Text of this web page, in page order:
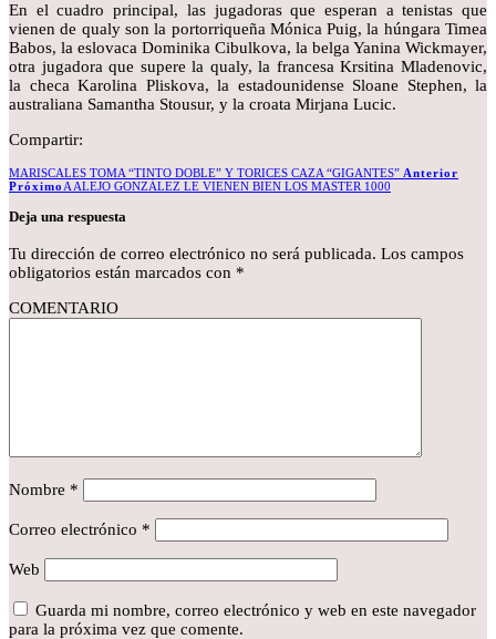
En el cuadro principal, las jugadoras que esperan a tenistas que
vienen de qualy son la portorriqueña Mónica Puig, la húngara Timea
Babos, la eslovaca Dominika Cibulkova, la belga Yanina Wickmayer,
otra jugadora que supere la qualy, la francesa Krsitina Mladenovic,
la checa Karolina Pliskova, la estadounidense Sloane Stephen, la
australiana Samantha Stousur, y la croata Mirjana Lucic.
Compartir:
Anterior
Próximo A ALEJO GONZÁLEZ LE VIENEN BIEN LOS MASTER 1000
Deja una respuesta
Tu dirección de correo electrónico no será publicada. Los campos
obligatorios están marcados con *
COMENTARIO
Nombre *
Correo electrónico *
Web
Guarda mi nombre, correo electrónico y web en este navegador
para la próxima vez que comente.